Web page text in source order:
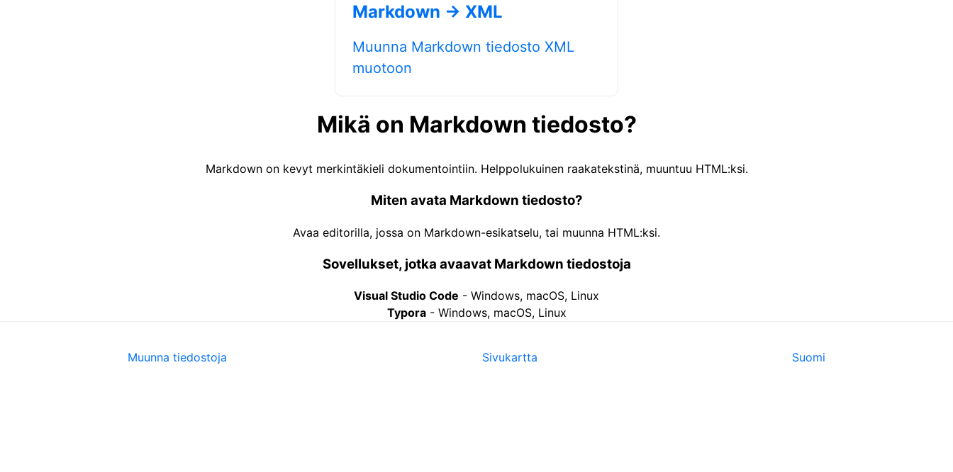
Markdown → XML
Muunna Markdown tiedosto XML
muotoon
Mikä on Markdown tiedosto?
Markdown on kevyt merkintäkieli dokumentointiin. Helppolukuinen raakatekstinä, muuntuu HTML:ksi.
Miten avata Markdown tiedosto?
Avaa editorilla, jossa on Markdown-esikatselu, tai muunna HTML:ksi.
Sovellukset, jotka avaavat Markdown tiedostoja
Visual Studio Code - Windows, macOS, Linux
Typora- Windows, macOS, Linux
Muunna tiedostoja Sivukartta Suomi